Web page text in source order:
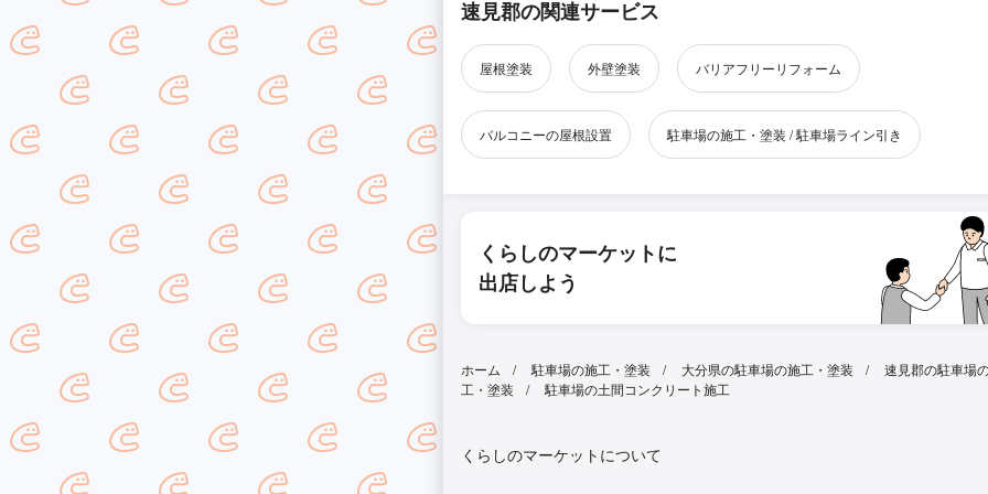
速見郡の関連サービス
屋根塗装 外壁塗装 バリアフリーリフォーム
バルコニーの屋根設置 駐車場の施工・塗装 / 駐車場ライン引き
くらしのマーケットに
出店しよう
ホーム 駐車場の施工・塗装 大分県の駐車場の施工・塗装
速見郡の駐車場
工・塗装
駐車場の土間コンクリート施工
くらしのマーケットについて